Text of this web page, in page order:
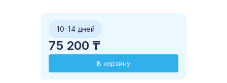
10-14 дней
75 200 ₸
В корзину